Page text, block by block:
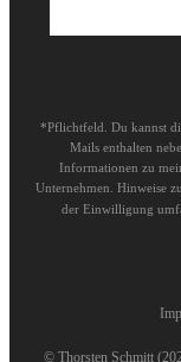
*Pflichtfeld. Du kannst
Mails enthalten
Informationen zu
Unternehmen. Hinweise
der Einwilligung
© Thorsten Schmitt